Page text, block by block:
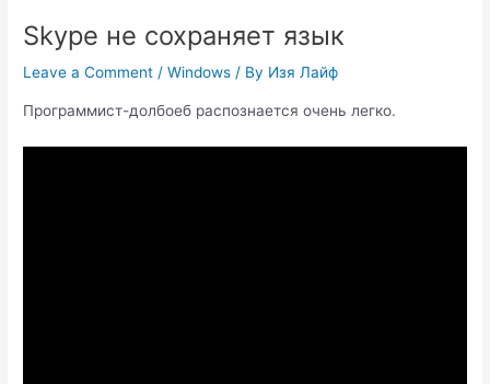
Skype не сохраняет язык
Leave a Comment /Windows / By Изя Лайф
Программист-долбоеб распознается очень легко.